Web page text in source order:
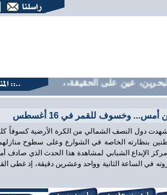
عين على الحقيقة،، منتديات
وخسوف للقمر في 16 أغسطس
دول النصف الشمالي من الكرة الأرضية كسوفاً
بنظارته الخاصة في الشوارع وعلى سطوح
الإبداع الشبابي لمشاهدة هذا الحدث الذي صادف
في الساعة الثانية وواحد وعشرين دقيقة، إذ غطى